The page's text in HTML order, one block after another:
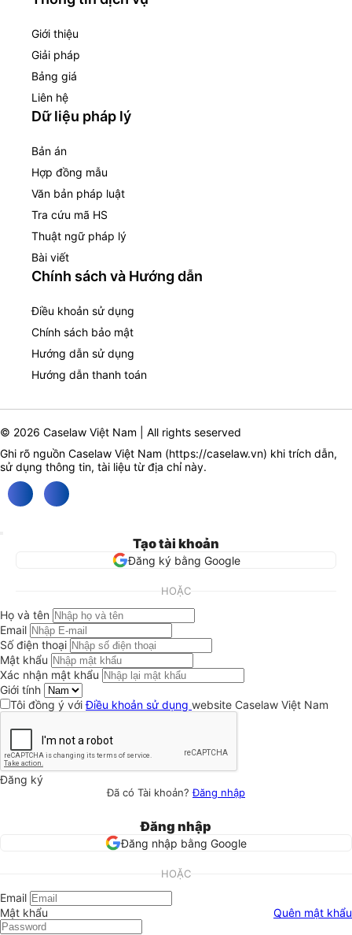
Giới thiệu
Giải pháp
Bảng giá
Liên hệ
Dữ liệu pháp lý
Bản án
Hợp đồng mẫu
Văn bản pháp luật
Tra cứu mã HS
Thuật ngữ pháp lý
Bài viết
Chính sách và Hướng dẫn
Điều khoản sử dụng
Chính sách bảo mật
Hướng dẫn sử dụng
Hướng dẫn thanh toán
© 2026 Caselaw Việt Nam | All rights seserved
Ghi rõ nguồn Caselaw Việt Nam (https://caselaw.vn) khi trích dẫn,
sử dụng thông tin, tài liệu từ địa chỉ này.
Tạo tài khoản
Đăng ký bằng Google
HOẶC
Họ và tên
Email
Số điện thoại
Mật khẩu
Xác nhận mật khẩu
Giới tính
Tôi đồng ý vớiĐiều khoản sử dụng website Caselaw Việt Nam
Đăng ký
Đã có Tài khoản?Đăng nhập
Đăng nhập
Đăng nhập bằng Google
HOẶC
Email
Mật khẩu
Quên mật khẩu